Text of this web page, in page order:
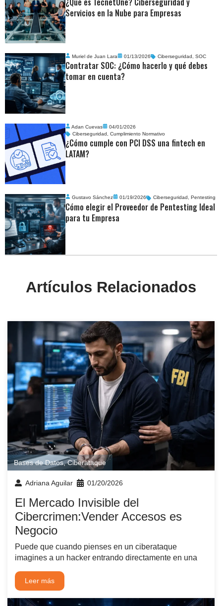
Servicios en la Nube para Empresas
Muriel de Juan Lara 01/13/2026 Ciberseguridad ,SOC
Contratar SOC: ¿Cómo hacerlo y qué debes
tomar en cuenta?
Adan Cuevas
04/01/2026
Ciberseguridad,Cumplimiento Normativo
¿Cómo cumple con PCI DSS una fintech en
LATAM?
Gustavo Sánchez 01/19/2026 Ciberseguridad , Pentesting
Cómo elegir el Proveedor de Pentesting Ideal
para tu Empresa
Artículos Relacionados
Bases de Datos,Ciberataque
Adriana Aguilar 01/20/2026
El Mercado Invisible del
Cibercrimen:Vender Accesos es
Negocio
Puede que cuando pienses en un ciberataque
imagines a un hacker entrando directamente en una
Leer más